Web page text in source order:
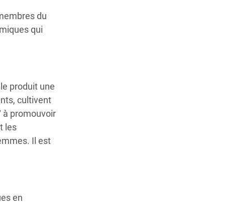
du
qui
produit une
cultivent
à promouvoir
les
Il est
en